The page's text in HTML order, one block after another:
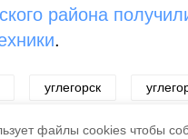
файлы cookies чтобы
района
.
углегорск
сво